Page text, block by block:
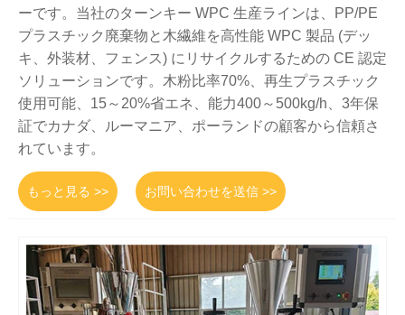
ーです。当社のターンキー WPC 生産ラインは、PP/PE
プラスチック廃棄物と木繊維を高性能 WPC 製品 (デッ
キ、外装材、フェンス) にリサイクルするための CE 認定
ソリューションです。木粉比率70%、再生プラスチック
使用可能、15～20%省エネ、能力400～500kg/h、3年保
証でカナダ、ルーマニア、ポーランドの顧客から信頼さ
れています。
もっと見る >> お問い合わせを送信 >>